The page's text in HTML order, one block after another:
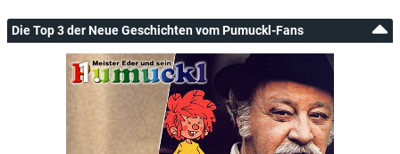
Die Top 3 der Neue Geschichten vom Pumuckl-Fans